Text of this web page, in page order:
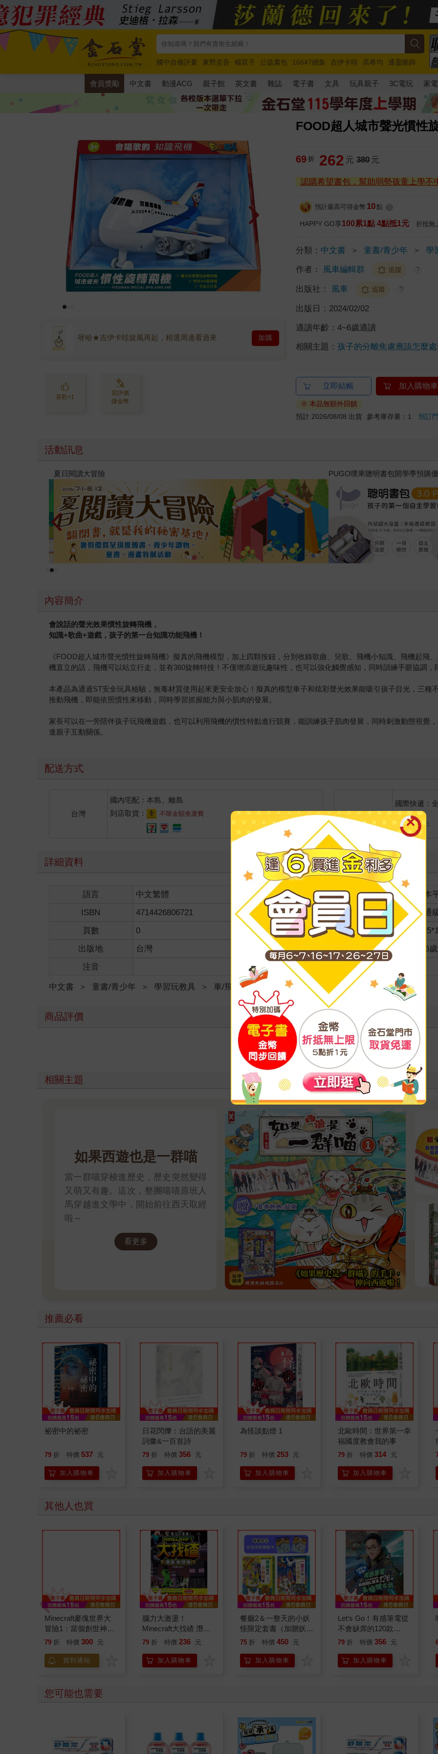
國中自修評量 東野圭吾 楊双子 公益書包 16647續集 吉伊卡哇 高希均
通靈藥師
唯紅花綻放
奧德賽 路邊攤新作 馬斯克 玩具總動員5 超慢跑
會員獎勵 中文書 動漫ACG 親子館 英文書 雜誌 電子書 文具 玩具親子 3C電玩 家電
FOOD超人城市聲光慣性
呀哈★吉伊卡哇旋風再起，精選周邊看過來 加購
喜歡+1
寫評價
賺金幣
69 折 262 元 380 元
認購希望書包，幫助弱勢孩童上學不
預計最高可得金幣 10 點
HAPPY GO享100累1點 4點抵1元 折抵無
分類： 中文書 ＞ 童書/青少年 ＞ 學
作者： 風車編輯群 追蹤 ?
出版社： 風車 追蹤 ?
出版日： 2024/02/02
適讀年齡：4~6歲適讀
相關主題：孩子的分離焦慮應該怎麼處
立即結帳 加入購物車
※ 本品無額外回饋
預計 2026/08/08 出貨 參考庫存量：1預訂
活動訊息
夏日閱讀大冒險 PUGO噗果聰明書包開學季預購
內容簡介
會說話的聲光效果慣性旋轉飛機，
知識+歌曲+遊戲，孩子的第一台知識功能飛機！
《FOOD超人城市聲光慣性旋轉飛機》擬真的飛機模型，加上四顆按鈕，分別收錄歌曲、兒歌、飛機小知識、飛機起飛
機直立的話，飛機可以站立行走，並有360旋轉特技！不僅增添遊玩趣味性，也可以強化觸覺感知，同時訓練手眼協調，
本產品為通過ST安全玩具檢驗，無毒材質使用起來更安全放心！擬真的模型車子和炫彩聲光效果能吸引孩子目光，三種
推動飛機，即能依照慣性來移動，同時學習抓握能力與小肌肉的發展。
家長可以在一旁陪伴孩子玩飛機遊戲，也可以利用飛機的慣性特點進行競賽，能訓練孩子肌肉發展，同時刺激動態視覺
進親子互動關係。
配送方式
台灣
國內宅配：本島、離島
到店取貨：
不限金額免運費 海外
國際快遞：
港澳店取：
詳細資料
語言 中文繁體 裝訂
紙本
ISBN
4714426806721 分級
普通
頁數
0 商品規格
出版地
台灣 適讀年齡
4~6
注音
級別
中文書 ＞ 童書/青少年 ＞ 學習玩教具 ＞ 車/飛機/模型玩具
商品評價
寫評價
相關主題
如果西遊也是一群喵
當一群喵穿梭進歷史，歷史突然變得
又萌又有趣。這次，整團喵喵原班人
馬穿越進文學中，開始前往西天取經
啦～
看更多
推薦必看
祕密中的祕密
79 折 特價 537 元
加入購物車
日花閃爍：台語的美麗
詞彙&一百首詩
79 折 特價 356 元
加入購物車
為怪談點燈 1
79 折 特價 253 元
加入購物車
北歐時間：世界第一幸
福國度教會我的事
79 折 特價 314 元
加入購物車
其他人也買
Minecraft麥塊世界大
冒險1：當個創世神！
(首刷贈超人氣麥塊酷
79 折 特價 300 元
貨到通知
腦力大激盪！
Minecraft大找碴 潛能
激發版
79 折 特價 236 元
加入購物車
餐廳2＆一整天的小妖
怪限定套書（加贈妖怪
派對舞動卡）
75 折 特價 450 元
加入購物車
Let‘s Go！有感筆電從
不會缺席的120款
Roblox最極限遊戲
79 折 特價 356 元
加入購物車
您可能也需要